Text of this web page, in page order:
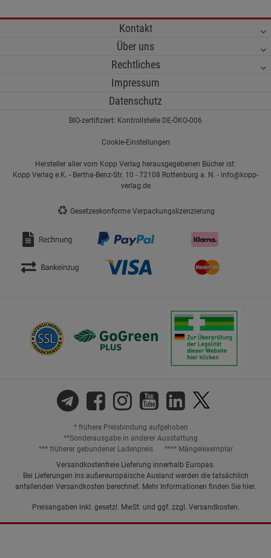
Kontakt
Über uns
Rechtliches
Impressum
Datenschutz
BIO-zertifiziert: Kontrollstelle DE-ÖKO-006
Cookie-Einstellungen
Hersteller aller vom Kopp Verlag herausgegebenen Bücher ist:
Kopp Verlag e.K. - Bertha-Benz-Str. 10 - 72108 Rottenburg a. N. - info@kopp-
verlag.de
♻ Gesetzeskonforme Verpackungslizenzierung
* frühere Preisbindung aufgehoben
**Sonderausgabe in anderer Ausstattung
*** früherer gebundener Ladenpreis
**** Mängelexemplar
Versandkostenfreie Lieferung innerhalb Europas.
Bei Lieferungen ins außereuropäische Ausland werden die tatsächlich
anfallenden Versandkosten berechnet. Mehr Informationen finden Sie hier.
Preisangaben inkl. gesetzl. MwSt. und ggf. zzgl. Versandkosten.